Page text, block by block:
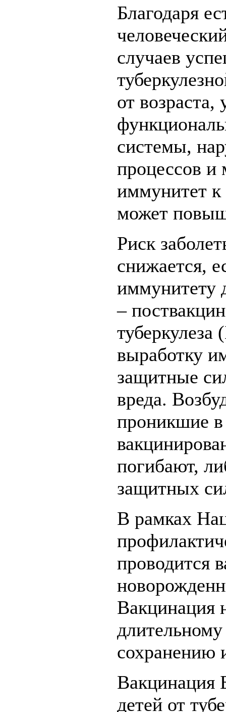
Благодаря
случаев
от
системы,
процессов и
иммунитет к
может
Риск
снижается,
иммунитету
–
выработку
защитные
вреда.
проникшие в
погибают,
защитных
В рамках
проводится
Вакцинация
сохранению
Вакцинация
детей от